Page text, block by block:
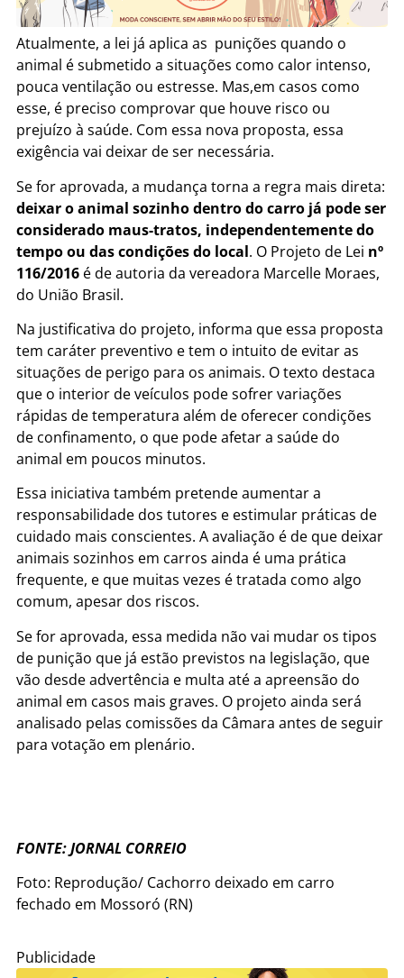
Atualmente, a lei já aplica as punições quando o
animal é submetido a situações como calor intenso,
pouca ventilação ou estresse. Mas,em casos como
esse, é preciso comprovar que houve risco ou
prejuízo à saúde. Com essa nova proposta, essa
exigência vai deixar de ser necessária.
Se for aprovada, a mudança torna a regra mais direta:
deixar o animal sozinho dentro do carro já pode ser
considerado maus-tratos, independentemente do
tempo ou das condições do local. O Projeto de Lei nº
116/2016 é de autoria da vereadora Marcelle Moraes,
do União Brasil.
Na justificativa do projeto, informa que essa proposta
tem caráter preventivo e tem o intuito de evitar as
situações de perigo para os animais. O texto destaca
que o interior de veículos pode sofrer variações
rápidas de temperatura além de oferecer condições
de confinamento, o que pode afetar a saúde do
animal em poucos minutos.
Essa iniciativa também pretende aumentar a
responsabilidade dos tutores e estimular práticas de
cuidado mais conscientes. A avaliação é de que deixar
animais sozinhos em carros ainda é uma prática
frequente, e que muitas vezes é tratada como algo
comum, apesar dos riscos.
Se for aprovada, essa medida não vai mudar os tipos
de punição que já estão previstos na legislação, que
vão desde advertência e multa até a apreensão do
animal em casos mais graves. O projeto ainda será
analisado pelas comissões da Câmara antes de seguir
para votação em plenário.
FONTE: JORNAL CORREIO
Foto: Reprodução/ Cachorro deixado em carro
fechado em Mossoró (RN)
Publicidade